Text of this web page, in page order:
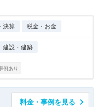
決算 税金・お金
建設・建築
例あり
料金・事例を見る